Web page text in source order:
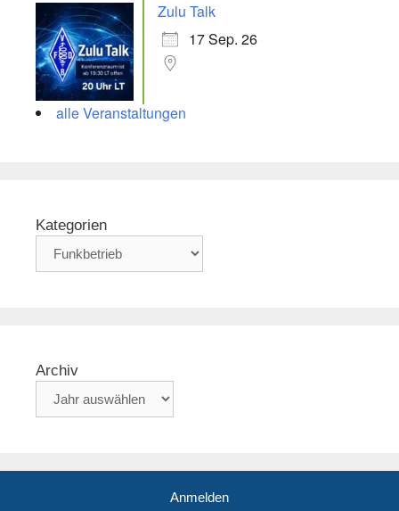
Zulu Talk
17 Sep. 26
alle Veranstaltungen
Kategorien
Archiv
Anmelden